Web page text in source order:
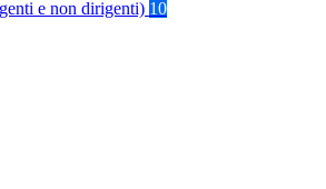
e non dirigenti) 10